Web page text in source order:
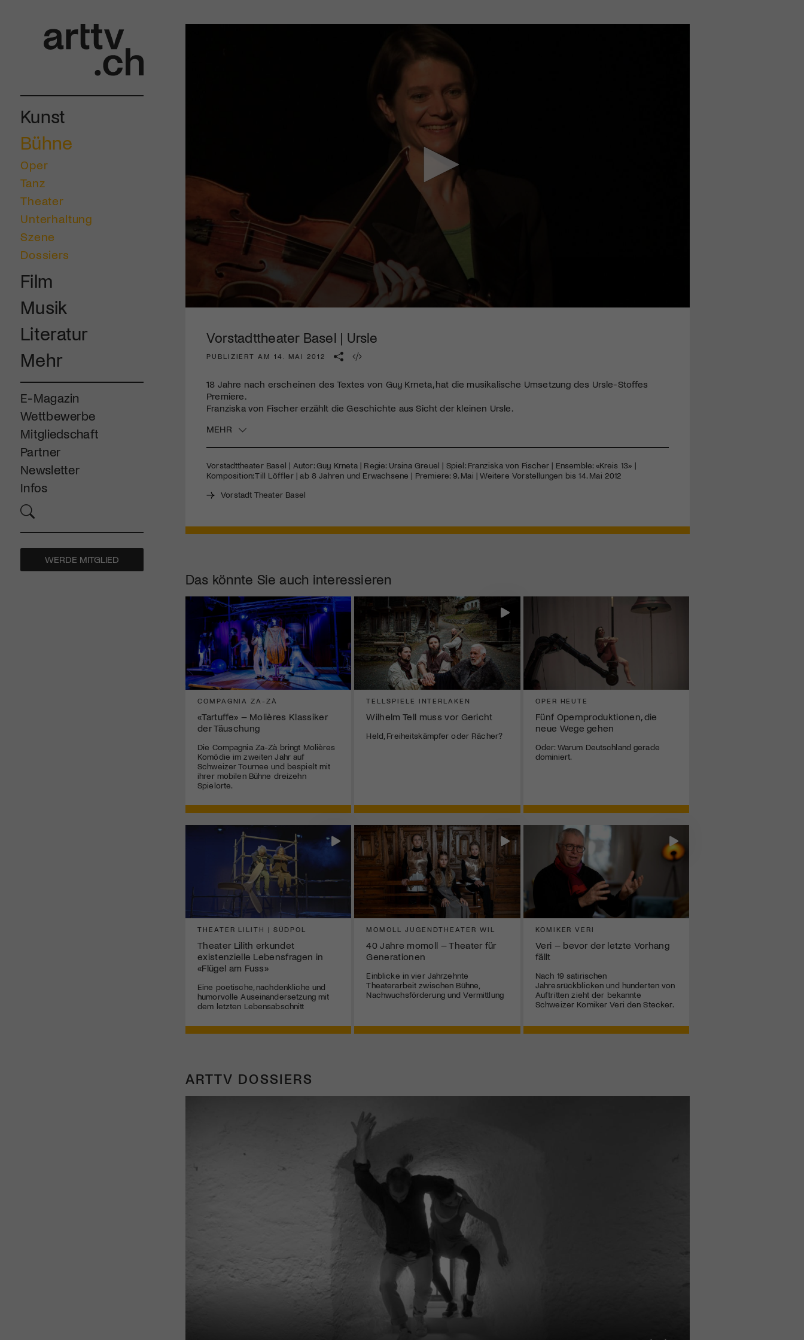
Kunst
Bühne
Oper
Tanz
Theater
Unterhaltung
Szene
Dossiers
Film
Musik
Literatur
Mehr
E-Magazin
Wettbewerbe
Mitgliedschaft
Partner
Newsletter
Infos
WERDE MITGLIED
Vorstadttheater Basel | Ursle
PUBLIZIERT AM 14. MAI 2012
18 Jahre nach erscheinen des Textes von Guy Krneta, hat die musikalische Umsetzung des Ursle-Stoffes
Premiere.
Franziska von Fischer erzählt die Geschichte aus Sicht der kleinen Ursle.
MEHR
Vorstadttheater Basel | Autor: Guy Krneta | Regie: Ursina Greuel | Spiel: Franziska von Fischer | Ensemble: «Kreis 13» |
Komposition: Till Löffler | ab 8 Jahren und Erwachsene | Premiere: 9. Mai | Weitere Vorstellungen bis 14. Mai 2012
Vorstadt Theater Basel
Das könnte Sie auch interessieren
COMPAGNIA ZA-ZÀ
«Tartuffe» – Molières Klassiker
der Täuschung
Die Compagnia Za-Zà bringt Molières
Komödie im zweiten Jahr auf
Schweizer Tournee und bespielt mit
ihrer mobilen Bühne dreizehn
Spielorte.
TELLSPIELE INTERLAKEN
Wilhelm Tell muss vor Gericht
Held, Freiheitskämpfer oder Rächer?
OPER HEUTE
Fünf Opernproduktionen, die
neue Wege gehen
Oder: Warum Deutschland gerade
dominiert.
THEATER LILITH | SÜDPOL
Theater Lilith erkundet
existenzielle Lebensfragen in
«Flügel am Fuss»
Eine poetische, nachdenkliche und
humorvolle Auseinandersetzung mit
dem letzten Lebensabschnitt
MOMOLL JUGENDTHEATER WIL
40 Jahre momoll – Theater für
Generationen
Einblicke in vier Jahrzehnte
Theaterarbeit zwischen Bühne,
Nachwuchsförderung und Vermittlung
KOMIKER VERI
Veri – bevor der letzte Vorhang
fällt
Nach 19 satirischen
Jahresrückblicken und hunderten von
Auftritten zieht der bekannte
Schweizer Komiker Veri den Stecker.
ARTTV DOSSIERS
Mach mit: «Be Part of the Art»!
Engagiere dich als Kulturliebhaber:in, Kulturschaffende(r) oder
Kulturinstitution und unterstütze unsere Arbeit.
Mit deiner Mitgliedschaft erhältst du kostenlosen Zugang zu
diversen Kulturevents.
Jetzt Mitglied werden